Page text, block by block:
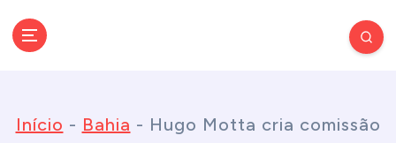
Início - Bahia - Hugo Motta cria comissão